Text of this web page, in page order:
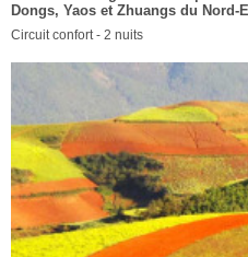
Dongs, Yaos et Zhuangs du Nord-
Circuit confort - 2 nuits